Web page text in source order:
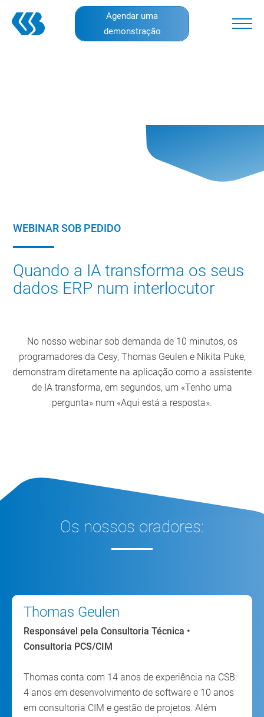
main
Agendar uma
demonstração
WEBINAR SOB PEDIDO
Quando a IA transforma os seus
dados ERP num interlocutor
No nosso webinar sob demanda de 10 minutos, os
programadores da Cesy, Thomas Geulen e Nikita Puke,
demonstram diretamente na aplicação como a assistente
de IA transforma, em segundos, um «Tenho uma
pergunta» num «Aqui está a resposta».
Os nossos oradores:
Thomas Geulen
Responsável pela Consultoria Técnica •
Consultoria PCS/CIM
Thomas conta com 14 anos de experiência na CSB:
4 anos em desenvolvimento de software e 10 anos
em consultoria CIM e gestão de projetos. Além